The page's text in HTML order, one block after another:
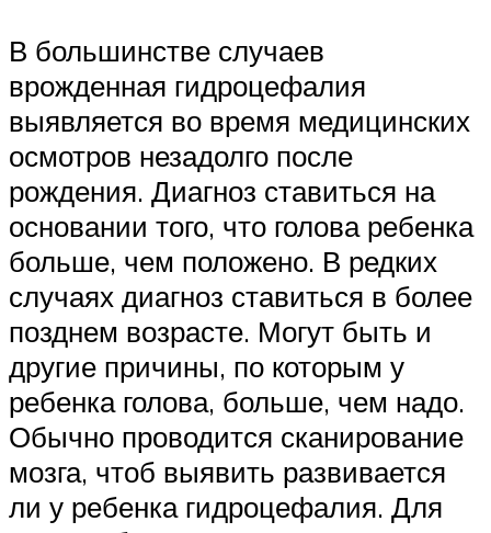
В большинстве случаев
врожденная гидроцефалия
выявляется во время медицинских
осмотров незадолго после
рождения. Диагноз ставиться на
основании того, что голова ребенка
больше, чем положено. В редких
случаях диагноз ставиться в более
позднем возрасте. Могут быть и
другие причины, по которым у
ребенка голова, больше, чем надо.
Обычно проводится сканирование
мозга, чтоб выявить развивается
ли у ребенка гидроцефалия. Для